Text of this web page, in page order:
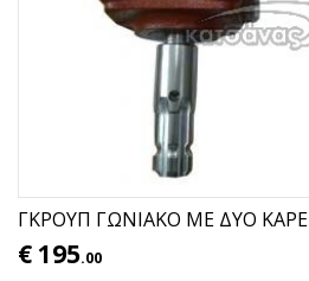
ΓΚΡΟΥΠ ΓΩΝΙΑΚΟ ΜΕ ΔΥΟ ΚΑΡΕ
€ 195.00